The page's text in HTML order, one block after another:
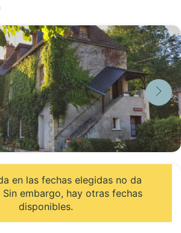
en las fechas elegidas no da
Sin embargo, hay otras fechas
disponibles.